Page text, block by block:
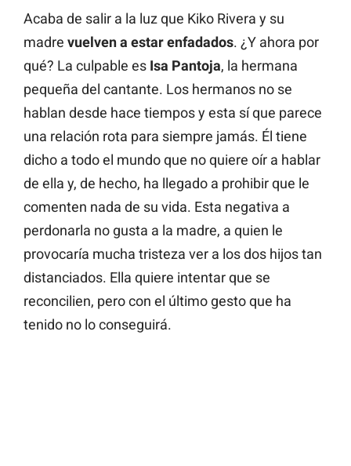
Acaba de salir a la luz que Kiko Rivera y su
madre vuelven a estar enfadados. ¿Y ahora por
qué? La culpable es Isa Pantoja, la hermana
pequeña del cantante. Los hermanos no se
hablan desde hace tiempos y esta sí que parece
una relación rota para siempre jamás. Él tiene
dicho a todo el mundo que no quiere oír a hablar
de ella y, de hecho, ha llegado a prohibir que le
comenten nada de su vida. Esta negativa a
perdonarla no gusta a la madre, a quien le
provocaría mucha tristeza ver a los dos hijos tan
distanciados. Ella quiere intentar que se
reconcilien, pero con el último gesto que ha
tenido no lo conseguirá.